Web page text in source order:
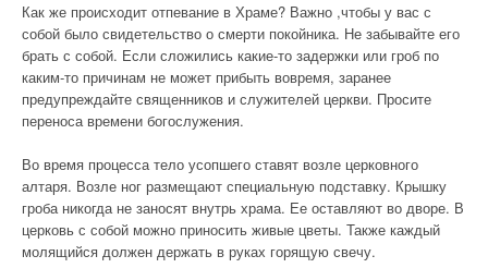
Как же происходит отпевание в Храме? Важно ,чтобы у вас с
собой было свидетельство о смерти покойника. Не забывайте его
брать с собой. Если сложились какие-то задержки или гроб по
каким-то причинам не может прибыть вовремя, заранее
предупреждайте священников и служителей церкви. Просите
переноса времени богослужения.
Во время процесса тело усопшего ставят возле церковного
алтаря. Возле ног размещают специальную подставку. Крышку
гроба никогда не заносят внутрь храма. Ее оставляют во дворе. В
церковь с собой можно приносить живые цветы. Также каждый
молящийся должен держать в руках горящую свечу.